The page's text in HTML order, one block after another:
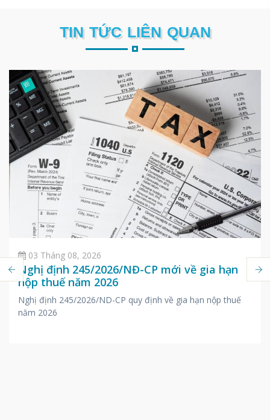
TIN TỨC LIÊN QUAN
03 Tháng 08, 2026
Nghị định 245/2026/NĐ-CP mới về gia hạn
nộp thuế năm 2026
Nghị định 245/2026/ND-CP quy định về gia hạn nộp thuế
năm 2026